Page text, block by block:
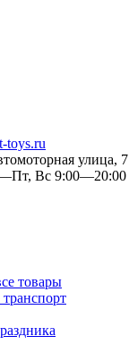
toys.ru
улица, 7
Вс 9:00—20:00
товары